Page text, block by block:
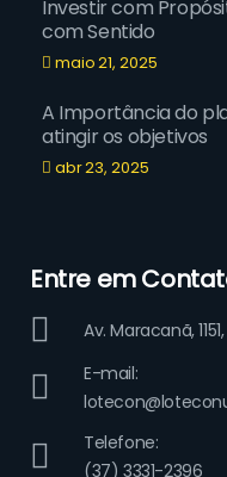
Investir com
com Sentido
maio 21, 2025
A Importância do
atingir os objetivos
abr 23, 2025
Entre em
Av. Maracanã,
E-mail:
Telefone:
(37) 3331-2396